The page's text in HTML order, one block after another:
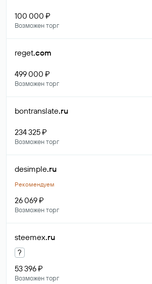
100 000 ₽
Возможен торг
reget.com
499 000 ₽
Возможен торг
bontranslate.ru
234 325 ₽
Возможен торг
desimple.ru
Рекомендуем
26 069 ₽
Возможен торг
steemex.ru
?
53 396 ₽
Возможен торг